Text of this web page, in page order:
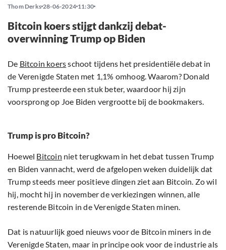
Thom Derks 28-06-2024 11:30
Bitcoin koers stijgt dankzij debat-
overwinning Trump op Biden
De Bitcoin koersschoot tijdens het presidentiële debat in
de Verenigde Staten met 1,1% omhoog. Waarom? Donald
Trump presteerde een stuk beter, waardoor hij zijn
voorsprong op Joe Biden vergrootte bij de bookmakers.
Trump is pro Bitcoin?
Hoewel Bitcoin niet terugkwam in het debat tussen Trump
en Biden vannacht, werd de afgelopen weken duidelijk dat
Trump steeds meer positieve dingen ziet aan Bitcoin. Zo wil
hij, mocht hij in november de verkiezingen winnen, alle
resterende Bitcoin in de Verenigde Staten minen.
Dat is natuurlijk goed nieuws voor de Bitcoin miners in de
Verenigde Staten, maar in principe ook voor de industrie als